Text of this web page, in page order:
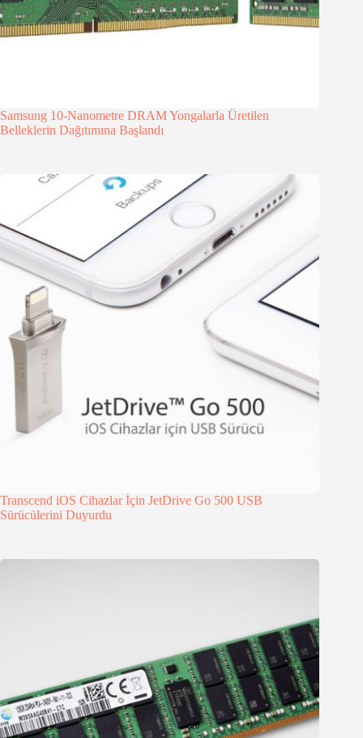
Samsung 10-Nanometre DRAM Yongalarla Üretilen
Belleklerin Dağıtımına Başlandı
Transcend iOS Cihazlar İçin JetDrive Go 500 USB
Sürücülerini Duyurdu